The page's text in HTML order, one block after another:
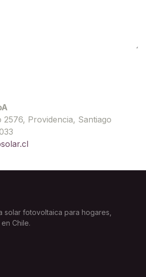
2576, Providencia, Santiago
solar fotovoltaica para hogares,
Chile.